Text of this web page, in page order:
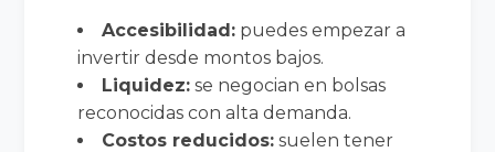
Accesibilidad: puedes empezar a
invertir desde montos bajos.
Liquidez: se negocian en bolsas
reconocidas con alta demanda.
Costos reducidos: suelen tener